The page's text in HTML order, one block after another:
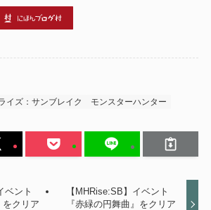
イズ：サンブレイク
モンスターハンター
ベント
をクリア
【MHRise:SB】イベント
『赤緑の円舞曲』をクリア